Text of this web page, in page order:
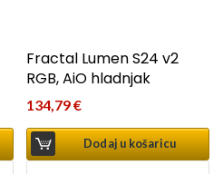
Fractal Lumen S24 v2
RGB, AiO hladnjak
134,79€
Dodaj u košaricu